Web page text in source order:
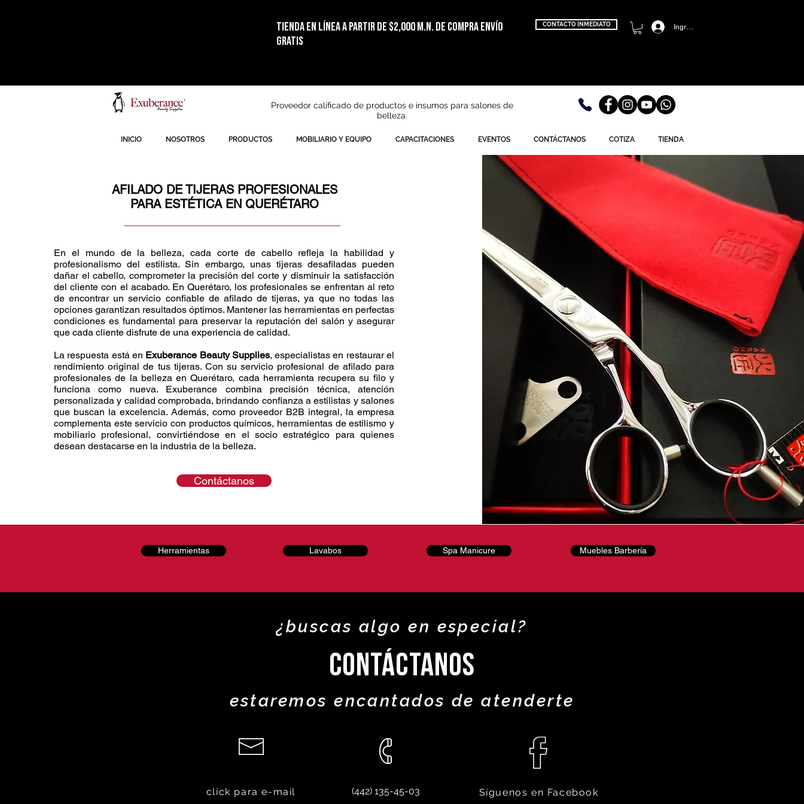
Proveedor calificado de productos e insumos para salones de
belleza.
INICIO NOSOTROS PRODUCTOS MOBILIARIO Y EQUIPO CAPACITACIONES EVENTOS CONTÁCTANOS COTIZA TIENDA
TIENDA EN LÍNEAa partir de $2,000 m.n. de compra ENVÍO
GRATIS
CONTACTO INMEDIATO Ingresa
AFILADO DE TIJERAS PROFESIONALES
PARA ESTÉTICA EN QUERÉTARO
En el mundo de la belleza, cada corte de cabello refleja la habilidad y
profesionalismo del estilista. Sin embargo, unas tijeras desafiladas pueden
dañar el cabello, comprometer la precisión del corte y disminuir la satisfacción
del cliente con el acabado. En Querétaro, los profesionales se enfrentan al reto
de encontrar un servicio confiable de afilado de tijeras, ya que no todas las
opciones garantizan resultados óptimos. Mantener las herramientas en perfectas
condiciones es fundamental para preservar la reputación del salón y asegurar
que cada cliente disfrute de una experiencia de calidad.
​La respuesta está en Exuberance Beauty Supplies, especialistas en restaurar el
rendimiento original de tus tijeras. Con su servicio profesional de afilado para
profesionales de la belleza en Querétaro, cada herramienta recupera su filo y
funciona como nueva. Exuberance combina precisión técnica, atención
personalizada y calidad comprobada, brindando confianza a estilistas y salones
que buscan la excelencia. Además, como proveedor B2B integral, la empresa
complementa este servicio con productos químicos, herramientas de estilismo y
mobiliario profesional, convirtiéndose en el socio estratégico para quienes
desean destacarse en la industria de la belleza.
Contáctanos
Herramientas Lavabos Spa Manicure Muebles Barbería
¿buscas algo en especial?
Contáctanos
estaremos encantados de atenderte
click para e-mail (442) 135-45-03 Síguenos en Facebook